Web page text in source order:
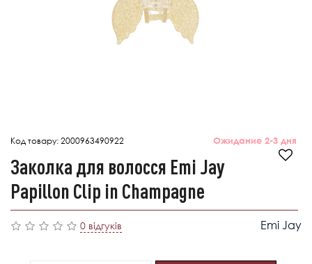
Код товару:2000963490922 Ожидание 2-3 дня
Заколка для волосся Emi Jay
Papillon Clip in Champagne
0 відгуків Emi Jay